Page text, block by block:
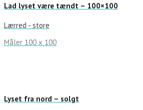
Lad lyset være tændt – 100×100
Lærred - store
Måler 100 x 100
Lyset fra nord – solgt